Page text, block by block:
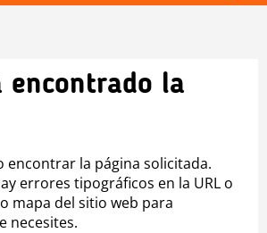
encontrado la
encontrar la página solicitada.
errores tipográficos en la URL o
mapa del sitio web para
necesites.